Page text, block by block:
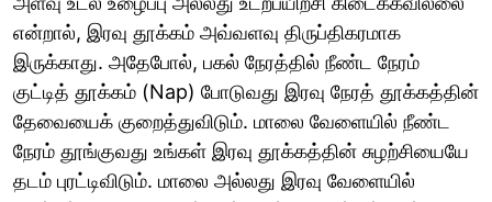
என்றால், இரவு தூக்கம் அவ்வளவு திருப்திகரமாக
இருக்காது. அதேபோல், பகல் நேரத்தில் நீண்ட நேரம்
குட்டித் தூக்கம் (Nap) போடுவது இரவு நேரத் தூக்கத்தின்
தேவையைக் குறைத்துவிடும். மாலை வேளையில் நீண்ட
நேரம் தூங்குவது உங்கள் இரவு தூக்கத்தின் சுழற்சியையே
தடம் புரட்டிவிடும். மாலை அல்லது இரவு வேளையில்